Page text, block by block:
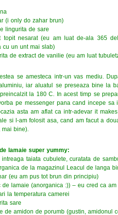
(i only do zahar brun)
lingurita de sare
topit nesarat (eu am luat de-ala 365
cu un unt mai slab)
de extract de vanilie (eu am luat
se amesteca intr-un vas mediu.
iar aluatul se preseaza bine la
la 180 C. In acest timp se
pe messenger pana cand incepe
asta am aflat ca intr-adevar it
si l-am folosit asa, cand am facut a
bine).
lamaie super yummy:
intreaga taiata cubulete, curatata de
de la magazinul Leacul de langa
(eu am pus tot brun din principiu)
de lamaie (anorganica :)) – eu cred ca
la temperatura camerei
sare
de amidon de porumb (gustin, amidonul